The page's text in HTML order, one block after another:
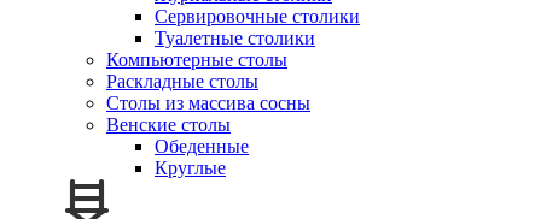
Сервировочные столики
Туалетные столики
Компьютерные столы
Раскладные столы
Столы из массива сосны
Венские столы
Обеденные
Круглые